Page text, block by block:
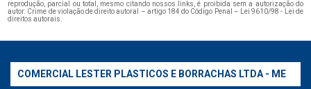
reprodução, parcial ou total, mesmo citando nossos links, é proibida sem a autorização do
autor. Crime de violação de direito autoral – artigo 184 do Código Penal – Lei 9610/98 - Lei de
direitos autorais.
COMERCIAL LESTER PLASTICOS E BORRACHAS LTDA - ME